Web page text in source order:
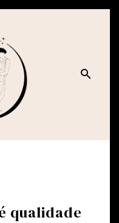
qualidade